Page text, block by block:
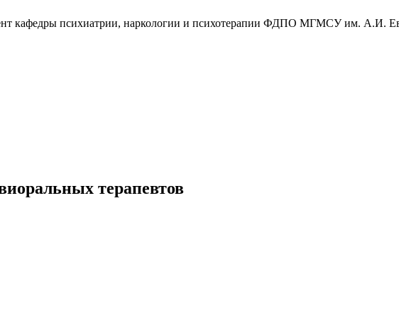
кафедры психиатрии, наркологии и психотерапии ФДПО МГМСУ им. А.И.
терапевтов